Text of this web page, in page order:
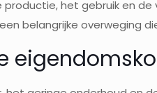
het gebruik en
belangrijke overweging